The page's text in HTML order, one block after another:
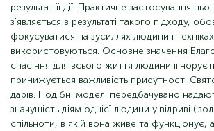
результат її дії. Практичне застосування
з'являється в результаті такого підходу,
фокусуватися на зусиллях людини і
використовуються. Основне значення
спасіння для всього життя людини
принижується важливість присутності
дарів. Подібні моделі передбачувано
значущість діям однієї людини у відриві
спільноти, в якій вона живе та функціонує,